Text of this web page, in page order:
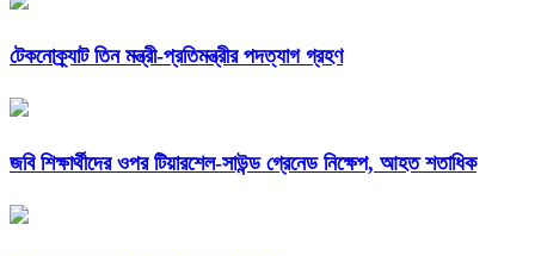
টেকনোক্র্যাট তিন মন্ত্রী-প্রতিমন্ত্রীর পদত্যাগ গ্রহণ
জবি শিক্ষার্থীদের ওপর টিয়ারশেল-সাউন্ড গ্রেনেড নিক্ষেপ, আহত শতাধিক